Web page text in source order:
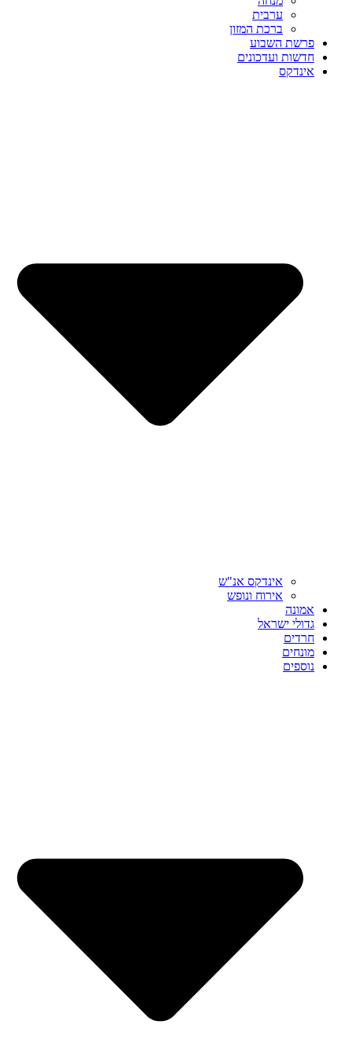
ערבית
ברכת המזון
פרשת השבוע
חדשות ועדכונים
אינדקס
אינדקס אנ"ש
אירוח ונופש
אמונה
גדולי ישראל
חרדים
מונחים
נוספים